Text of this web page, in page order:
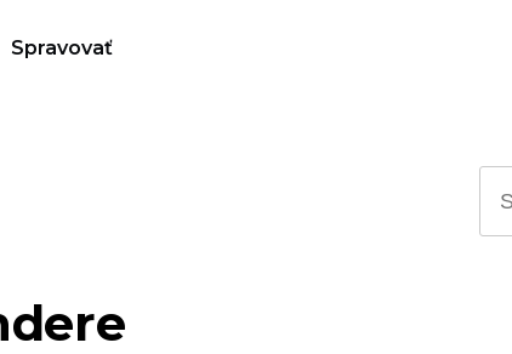
Spravovať